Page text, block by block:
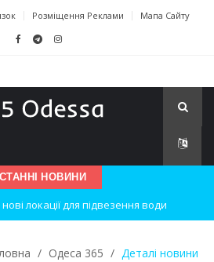
Розміщення Реклами Мапа Сайту
НОВИНИ
локації для підвезення води
наслідки вибухів
на міжнародному турнірі
/ Одеса 365 / Деталі новини